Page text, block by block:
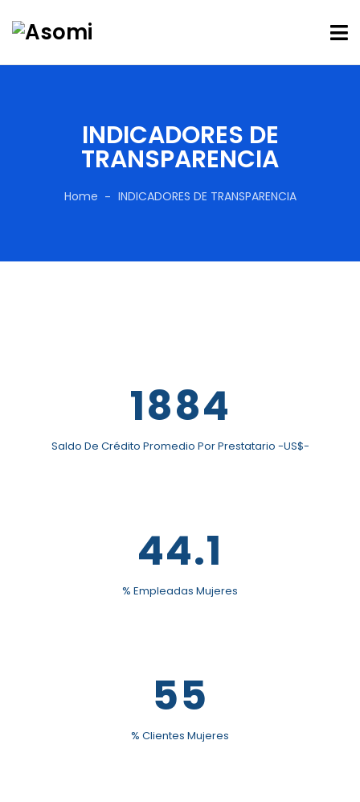
INDICADORES DE
TRANSPARENCIA
Home INDICADORES DE TRANSPARENCIA
1884
Saldo De Crédito Promedio Por Prestatario -US$-
44.1
% Empleadas Mujeres
55
% Clientes Mujeres